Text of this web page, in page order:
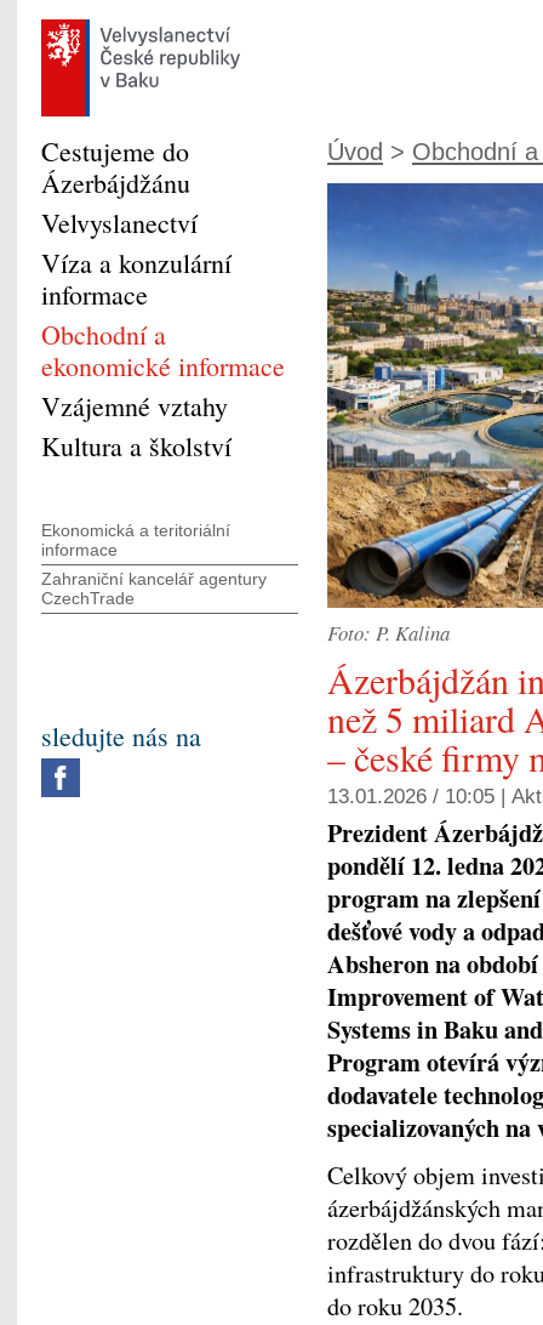
Úvod > Obchodní
Foto: P. Kalina
Ázerbájdžán
než 5 miliard
– české firmy
13.01.2026 / 10:05 |
Prezident
pondělí 12. ledna
program na
dešťové vody a
Absheron na
Improvement of
Systems in Baku
Program otevírá
dodavatele
specializovaných
Celkový objem
ázerbájdžánských
rozdělen do dvou
infrastruktury do
do roku 2035.
Cestujeme do
Ázerbájdžánu
Velvyslanectví
Víza a konzulární
informace
Obchodní a
ekonomické informace
Vzájemné vztahy
Kultura a školství
Ekonomická a teritoriální
informace
Zahraniční kancelář agentury
CzechTrade
sledujte nás na